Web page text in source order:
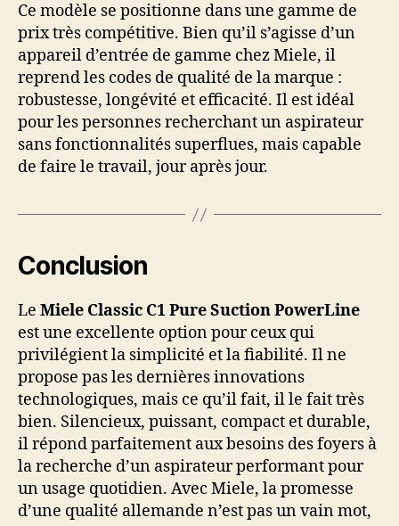
Ce modèle se positionne dans une gamme de
prix très compétitive. Bien qu’il s’agisse d’un
appareil d’entrée de gamme chez Miele, il
reprend les codes de qualité de la marque :
robustesse, longévité et efficacité. Il est idéal
pour les personnes recherchant un aspirateur
sans fonctionnalités superflues, mais capable
de faire le travail, jour après jour.
Conclusion
Le Miele Classic C1 Pure Suction PowerLine
est une excellente option pour ceux qui
privilégient la simplicité et la fiabilité. Il ne
propose pas les dernières innovations
technologiques, mais ce qu’il fait, il le fait très
bien. Silencieux, puissant, compact et durable,
il répond parfaitement aux besoins des foyers à
la recherche d’un aspirateur performant pour
un usage quotidien. Avec Miele, la promesse
d’une qualité allemande n’est pas un vain mot,